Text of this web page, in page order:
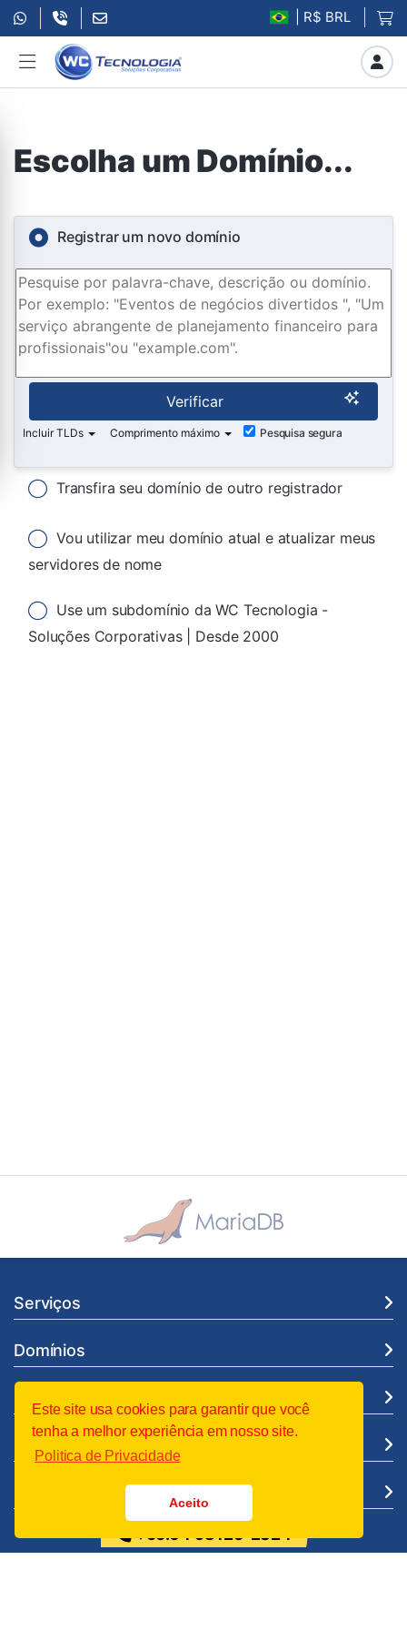
Este site usa cookies para garantir que você
tenha a melhor experiência em nosso site.
Politica de Privacidade
Aceito
| R$ BRL
Escolha um Domínio...
Registrar um novo domínio
Verificar
Incluir TLDs Comprimento máximo Pesquisa segura
Transfira seu domínio de outro registrador
Vou utilizar meu domínio atual e atualizar meus
servidores de nome
Use um subdomínio da WC Tecnologia -
Soluções Corporativas | Desde 2000
Serviços
Domínios
+55.64 98125-2324